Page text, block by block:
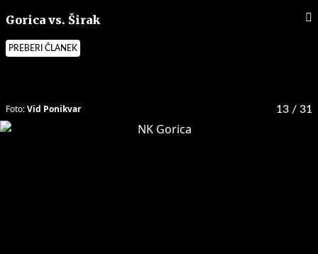
Gorica vs. Širak
PREBERI ČLANEK
13 / 31
Foto:Vid Ponikvar